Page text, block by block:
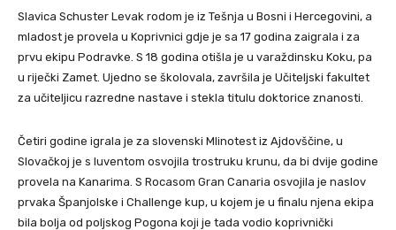
Slavica Schuster Levak rodom je iz Tešnja u Bosni i Hercegovini, a
mladost je provela u Koprivnici gdje je sa 17 godina zaigrala i za
prvu ekipu Podravke. S 18 godina otišla je u varaždinsku Koku, pa
u riječki Zamet. Ujedno se školovala, završila je Učiteljski fakultet
za učiteljicu razredne nastave i stekla titulu doktorice znanosti.
Četiri godine igrala je za slovenski Mlinotest iz Ajdovščine, u
Slovačkoj je s Iuventom osvojila trostruku krunu, da bi dvije godine
provela na Kanarima. S Rocasom Gran Canaria osvojila je naslov
prvaka Španjolske i Challenge kup, u kojem je u finalu njena ekipa
bila bolja od poljskog Pogona koji je tada vodio koprivnički